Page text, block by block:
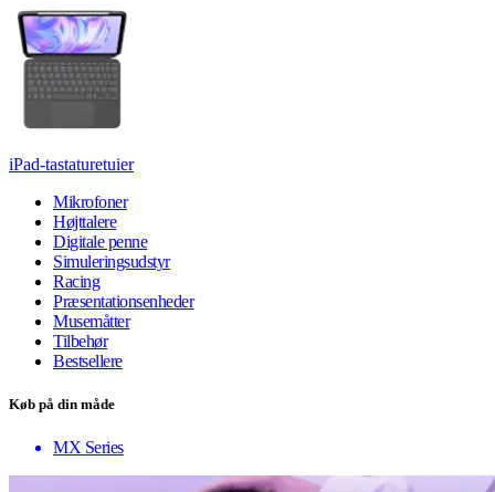
iPad-tastaturetuier
Mikrofoner
Højttalere
Digitale penne
Simuleringsudstyr
Racing
Præsentationsenheder
Musemåtter
Tilbehør
Bestsellere
Køb på din måde
MX Series